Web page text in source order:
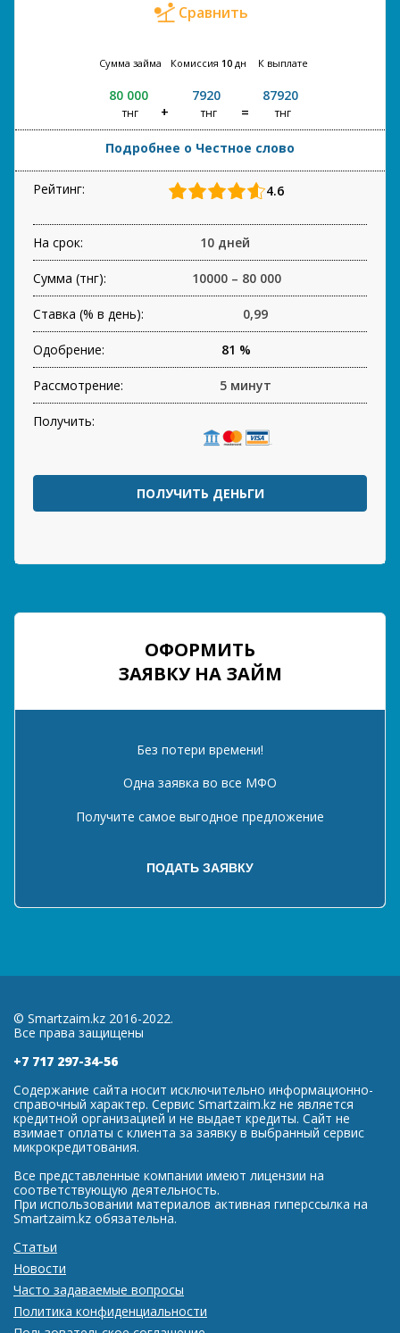
Сравнить
Сумма займа
80 000
тнг
Комиссия 10 дн
7920
тнг
К выплате
87920
тнг
Подробнее о Честное слово
Рейтинг: 4.6
На срок: 10 дней
Сумма (тнг): 10000 – 80 000
Ставка (% в день): 0,99
Одобрение: 81 %
Рассмотрение: 5 минут
Получить:
ПОЛУЧИТЬ ДЕНЬГИ
ОФОРМИТЬ
ЗАЯВКУ НА ЗАЙМ
Без потери времени!
Одна заявка во все МФО
Получите самое выгодное предложение
© Smartzaim.kz 2016-2022.
Все права защищены
+7 717 297-34-56
Содержание сайта носит исключительно информационно-
справочный характер. Сервис Smartzaim.kz не является
кредитной организацией и не выдает кредиты. Сайт не
взимает оплаты с клиента за заявку в выбранный сервис
микрокредитования.
Все представленные компании имеют лицензии на
соответствующую деятельность.
При использовании материалов активная гиперссылка на
Smartzaim.kz обязательна.
Статьи
Новости
Часто задаваемые вопросы
Политика конфиденциальности